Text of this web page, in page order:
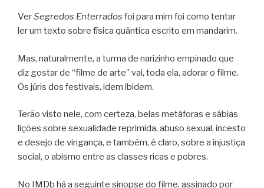
VerSegredos Enterrados foi para mim foi como tentar
ler um texto sobre física quântica escrito em mandarim.
Mas, naturalmente, a turma de narizinho empinado que
diz gostar de “filme de arte” vai, toda ela, adorar o filme.
Os júris dos festivais, idem ibidem.
Terão visto nele, com certeza, belas metáforas e sábias
lições sobre sexualidade reprimida, abuso sexual, incesto
e desejo de vingança, e também, é claro, sobre a injustiça
social, o abismo entre as classes ricas e pobres.
No IMDb há a seguinte sinopse do filme, assinado por